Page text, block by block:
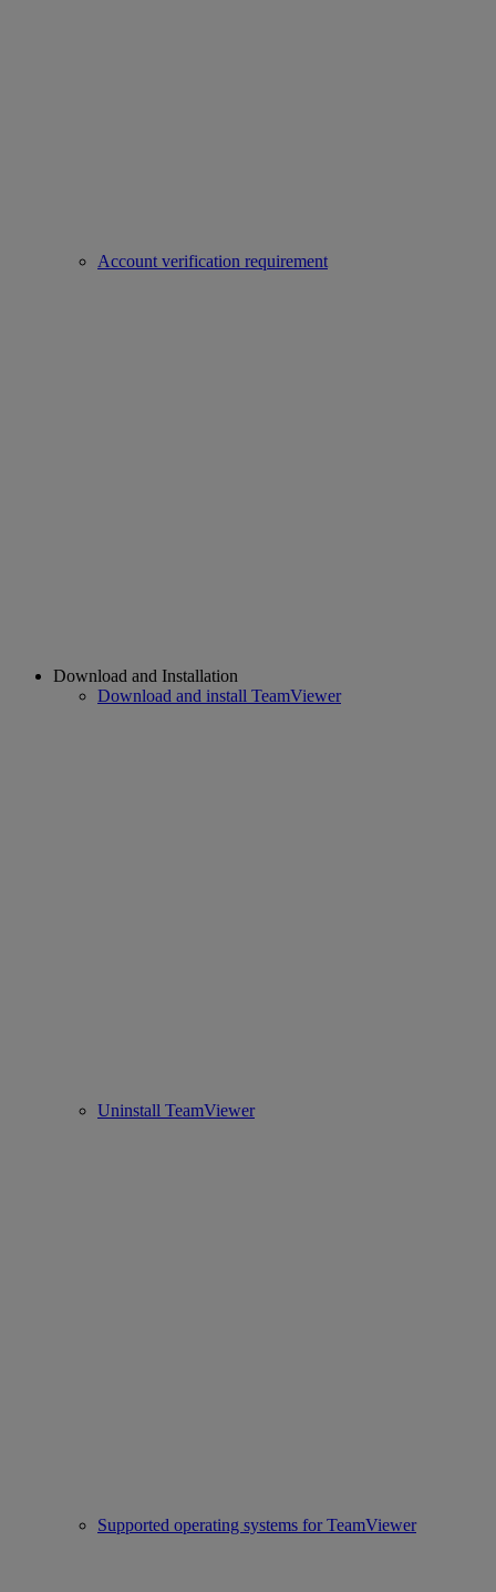
Account verification requirement
Download and Installation
Download and install TeamViewer
Uninstall TeamViewer
Supported operating systems for TeamViewer